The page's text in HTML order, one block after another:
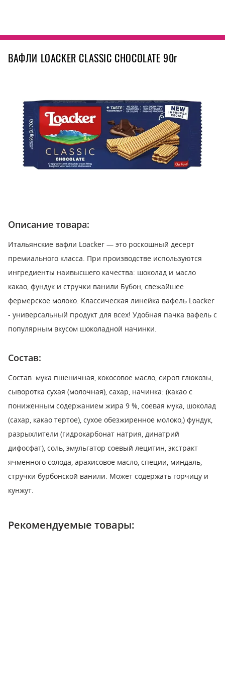
ВАФЛИ LOACKER CLASSIC CHOCOLATE 90г
Описание товара:
Итальянские вафли Loacker — это роскошный десерт
премиального класса. При производстве используются
ингредиенты наивысшего качества: шоколад и масло
какао, фундук и стручки ванили Бубон, свежайшее
фермерское молоко. Классическая линейка вафель Loacker
- универсальный продукт для всех! Удобная пачка вафель с
популярным вкусом шоколадной начинки.
Состав:
Состав: мука пшеничная, кокосовое масло, сироп глюкозы,
сыворотка сухая (молочная), сахар, начинка: (какао с
пониженным содержанием жира 9 %, соевая мука, шоколад
(сахар, какао тертое), сухое обезжиренное молоко,) фундук,
разрыхлители (гидрокарбонат натрия, динатрий
дифосфат), соль, эмульгатор соевый лецитин, экстракт
ячменного солода, арахисовое масло, специи, миндаль,
стручки бурбонской ванили. Может содержать горчицу и
кунжут.
Рекомендуемые товары: